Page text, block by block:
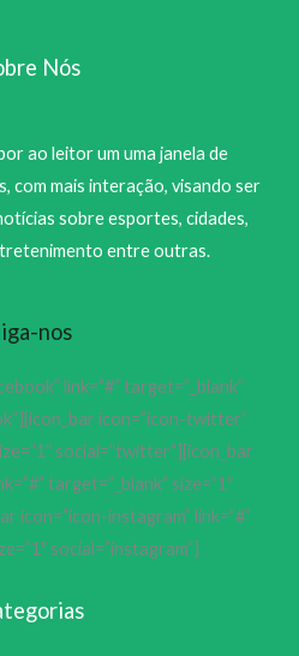
Nós
ao leitor um uma janela de
com mais interação, visando ser
sobre esportes, cidades,
entre outras.
nos
link=”#” target=”_blank”
icon=”icon-twitter”
social=”twitter”][icon_bar
target=”_blank” size=”1″
icon=”icon-instagram” link=”#”
social=”instagram”]